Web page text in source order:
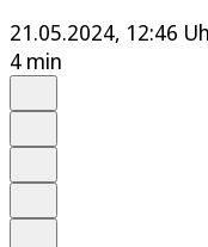
21.05.2024, 12:46
4 min